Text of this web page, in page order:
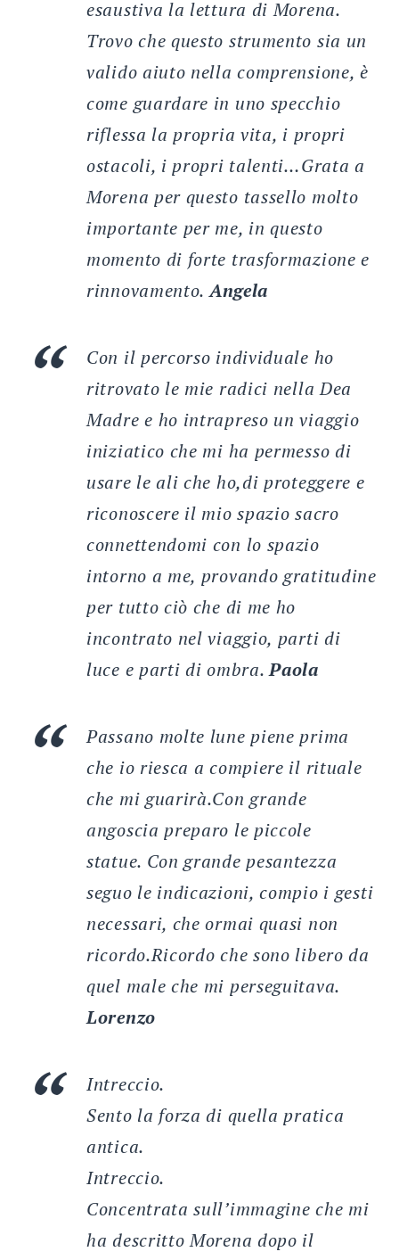
esaustiva la lettura di Morena.
Trovo che questo strumento sia un
valido aiuto nella comprensione, è
come guardare in uno specchio
riflessa la propria vita, i propri
ostacoli, i propri talenti…Grata a
Morena per questo tassello molto
importante per me, in questo
momento di forte trasformazione e
rinnovamento. Angela
Con il percorso individuale ho
ritrovato le mie radici nella Dea
Madre e ho intrapreso un viaggio
iniziatico che mi ha permesso di
usare le ali che ho,di proteggere e
riconoscere il mio spazio sacro
connettendomi con lo spazio
intorno a me, provando gratitudine
per tutto ciò che di me ho
incontrato nel viaggio, parti di
luce e parti di ombra. Paola
Passano molte lune piene prima
che io riesca a compiere il rituale
che mi guarirà.Con grande
angoscia preparo le piccole
statue. Con grande pesantezza
seguo le indicazioni, compio i gesti
necessari, che ormai quasi non
ricordo.Ricordo che sono libero da
quel male che mi perseguitava.
Lorenzo
Intreccio.
Sento la forza di quella pratica
antica.
Intreccio.
Concentrata sull’immagine che mi
ha descritto Morena dopo il